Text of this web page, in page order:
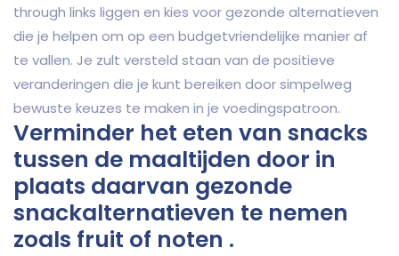
through links liggen en kies voor gezonde alternatieven
die je helpen om op een budgetvriendelijke manier af
te vallen. Je zult versteld staan van de positieve
veranderingen die je kunt bereiken door simpelweg
bewuste keuzes te maken in je voedingspatroon.
Verminder het eten van snacks
tussen de maaltijden door in
plaats daarvan gezonde
snackalternatieven te nemen
zoals fruit of noten .